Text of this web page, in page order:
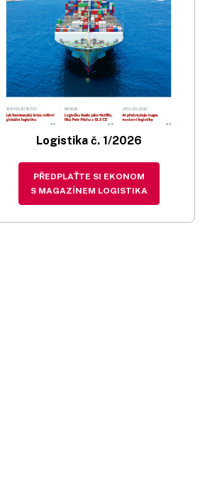
Logistika č. 1/2026
PŘEDPLAŤTE SI EKONOM
S MAGAZÍNEM LOGISTIKA